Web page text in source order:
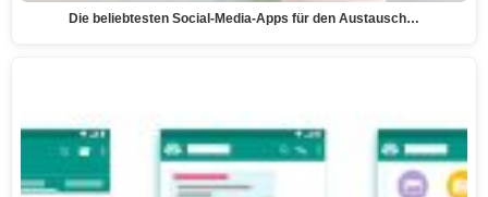
Die beliebtesten Social-Media-Apps für den Austausch…